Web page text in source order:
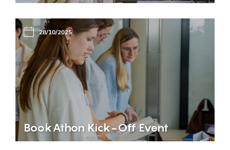
28/10/2025
BookAthon Kick-Off Event